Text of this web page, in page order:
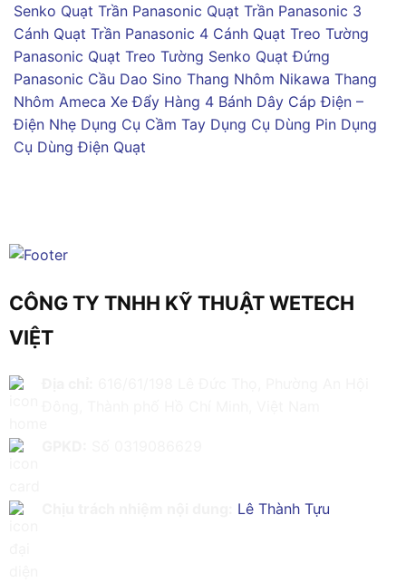
Senko Quạt Trần Panasonic Quạt Trần Panasonic 3
Cánh Quạt Trần Panasonic 4 Cánh Quạt Treo Tường
Panasonic Quạt Treo Tường Senko Quạt Đứng
Panasonic Cầu Dao Sino Thang Nhôm Nikawa Thang
Nhôm Ameca Xe Đẩy Hàng 4 Bánh Dây Cáp Điện –
Điện Nhẹ Dụng Cụ Cầm Tay Dụng Cụ Dùng Pin Dụng
Cụ Dùng Điện Quạt
CÔNG TY TNHH KỸ THUẬT WETECH
VIỆT
Lê Thành Tựu